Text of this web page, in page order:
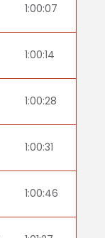
1:00:07
1:00:14
1:00:28
1:00:31
1:00:46